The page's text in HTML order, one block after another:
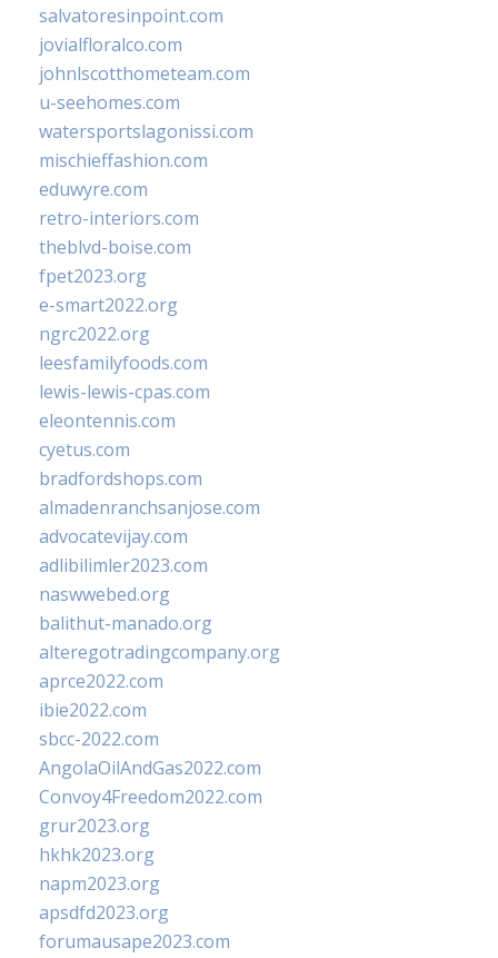
salvatoresinpoint.com
jovialfloralco.com
johnlscotthometeam.com
u-seehomes.com
watersportslagonissi.com
mischieffashion.com
eduwyre.com
retro-interiors.com
theblvd-boise.com
fpet2023.org
e-smart2022.org
ngrc2022.org
leesfamilyfoods.com
lewis-lewis-cpas.com
eleontennis.com
cyetus.com
bradfordshops.com
almadenranchsanjose.com
advocatevijay.com
adlibilimler2023.com
naswwebed.org
balithut-manado.org
alteregotradingcompany.org
aprce2022.com
ibie2022.com
sbcc-2022.com
AngolaOilAndGas2022.com
Convoy4Freedom2022.com
grur2023.org
hkhk2023.org
napm2023.org
apsdfd2023.org
forumausape2023.com